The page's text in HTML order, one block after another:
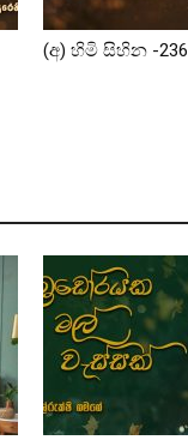
(අ) හිමි සිහින -236